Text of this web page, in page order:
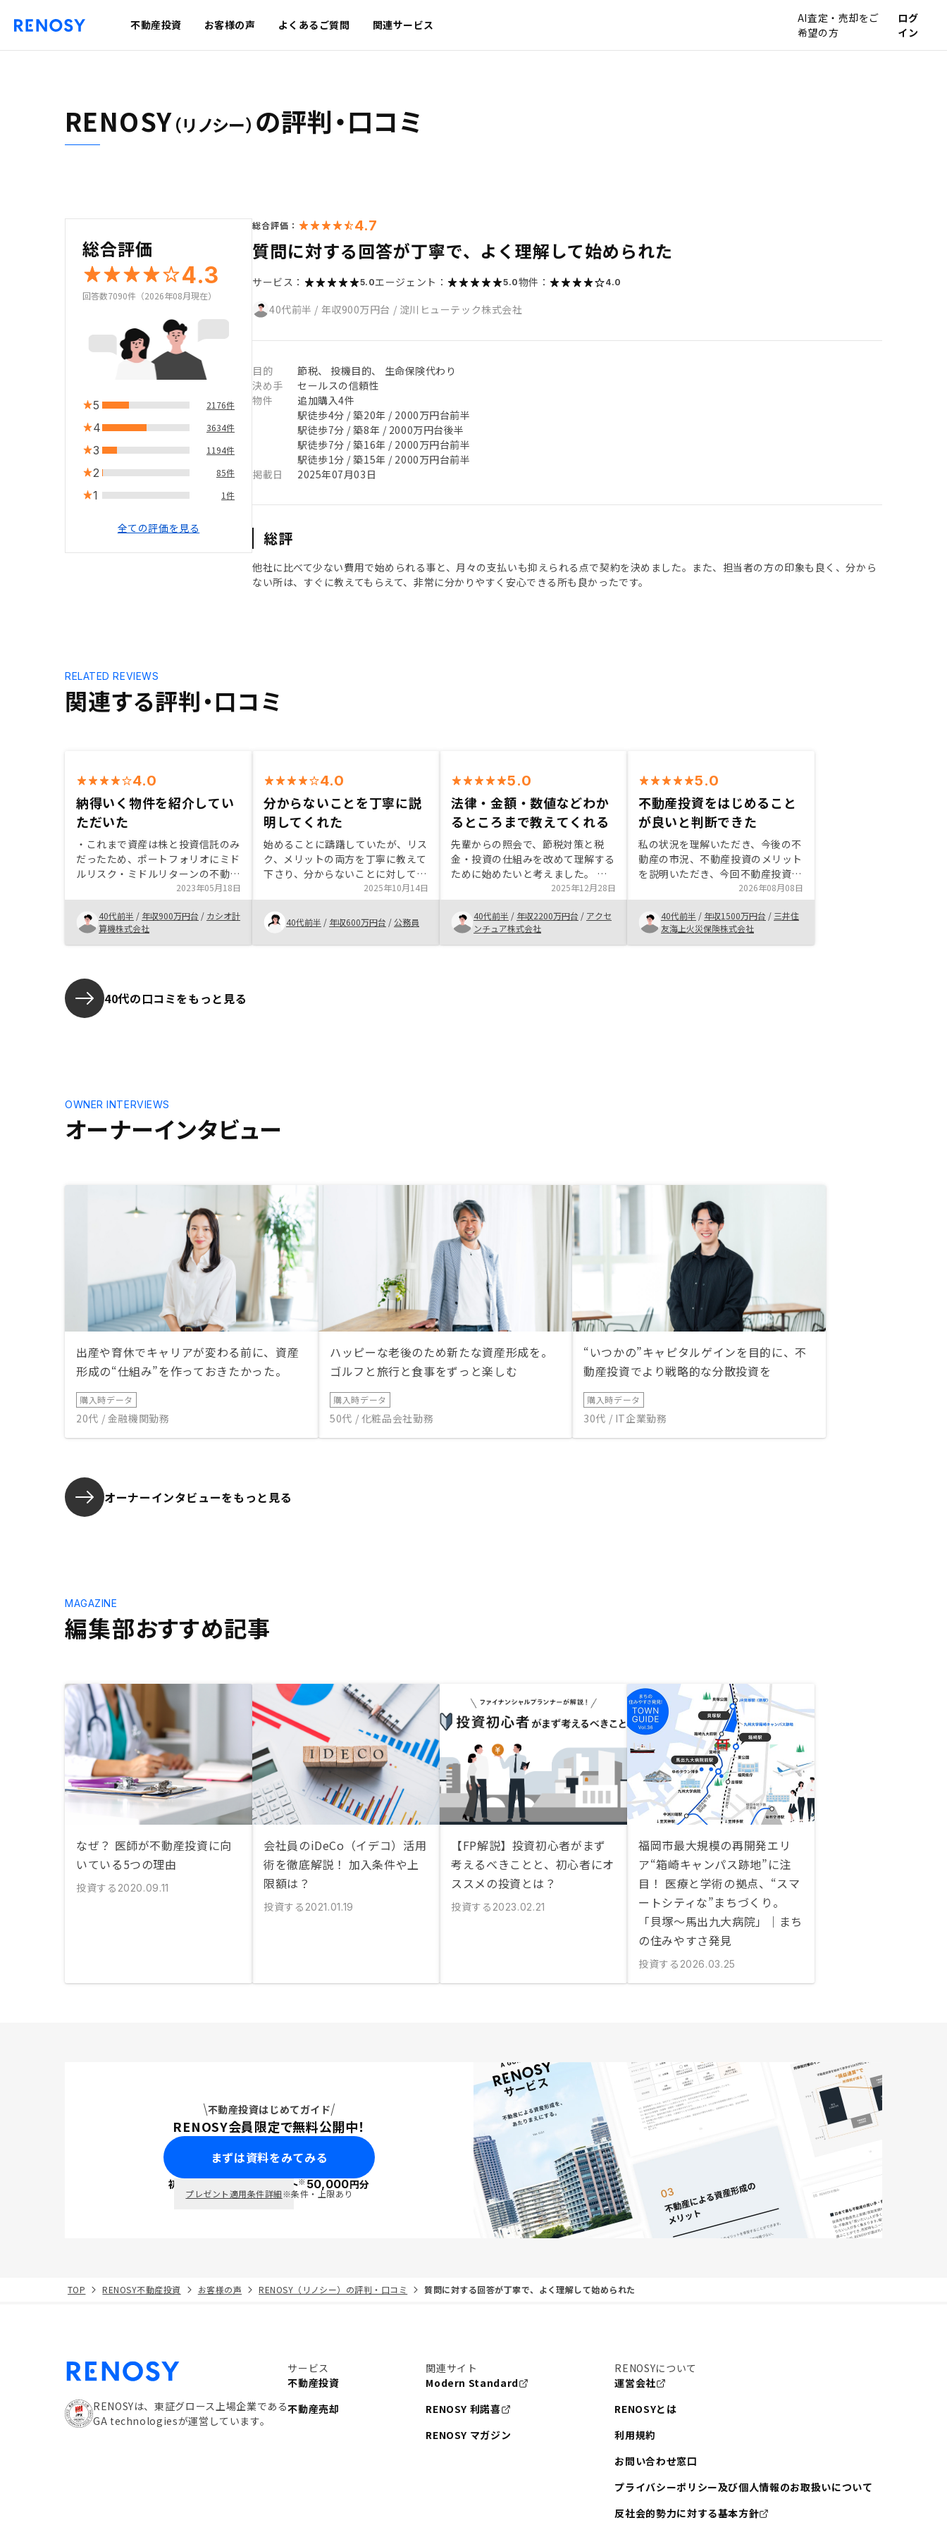
不動産投資 お客様の声 よくあるご質問 関連サービス
AI査定・売却をご
希望の方
ログ
イン
RENOSY（リノシー） の評判・口コミ
総合評価
4.3
回答数7090件（2026年08月現在）
5 2176件
4 3634件
3 1194件
2 85件
1 1件
全ての評価を見る
総合評価： 4.7
質問に対する回答が丁寧で、よく理解して始められた
サービス： 5.0エージェント： 5.0物件： 4.0
40代前半 / 年収900万円台 / 淀川ヒューテック株式会社
目的
節税、 投機目的、 生命保険代わり
決め手
セールスの信頼性
物件
追加購入4件
駅徒歩4分 / 築20年 / 2000万円台前半
駅徒歩7分 / 築8年 / 2000万円台後半
駅徒歩7分 / 築16年 / 2000万円台前半
駅徒歩1分 / 築15年 / 2000万円台前半
掲載日
2025年07月03日
総評
他社に比べて少ない費用で始められる事と、月々の支払いも抑えられる点で契約を決めました。また、担当者の方の印象も良く、分から
ない所は、すぐに教えてもらえて、非常に分かりやすく安心できる所も良かったです。
関連する評判・口コミ
RELATED REVIEWS
4.0
納得いく物件を紹介してい
ただいた
・これまで資産は株と投資信託のみ
だったため、ポートフォリオにミド
ルリスク・ミドルリターンの不動産
を加えることを考え始めた。 ・そ
れなりにメジャーな路線の駅徒歩
2〜3分の物件であれば資産価値が
落ちないと考えており、その要望に
合致する物件が出てきたため
の購入を決めた際の手続きに非常に
時間がかかり、何度も電話でやりと
りした。 購入が決まった後の貴社
側のオペレーションは定型だと思わ
2023年05月18日
40代前半 / 年収900万円台 / カシオ計
算機株式会社
4.0
分からないことを丁寧に説
明してくれた
始めることに躊躇していたが、リス
ク、メリットの両方を丁寧に教えて
下さり、分からないことに対しても
相談に乗ってくださったりしたの
で、やろうと思うことができまし
た。 また、時間にも融通を聞かせ
てくれて、対応してくれました。
2025年10月14日
40代前半 / 年収600万円台 / 公務員
5.0
法律・金額・数値などわか
るところまで教えてくれる
先輩からの照会で、節税対策と税
金・投資の仕組みを改めて理解する
ために始めたいと考えました。 そ
のうえで、RENOSYは非常に丁寧に
教えてくることからお勧めする。
また、物件としても、非常に多くの
物件数をお持ちであることから十分
に良いなと考えた。
2025年12月28日
40代前半 / 年収2200万円台 / アクセ
ンチュア株式会社
5.0
不動産投資をはじめること
が良いと判断できた
私の状況を理解いただき、今後の不
動産の市況、不動産投資のメリット
を説明いただき、今回不動産投資を
することが良いと判断できたため。
アプリで管理もでき、デジタル化も
進んでいて不動産投資がはじめやす
かったです。
2026年08月08日
40代前半 / 年収1500万円台 / 三井住
友海上火災保険株式会社
40代の口コミをもっと見る
オーナーインタビュー
OWNER INTERVIEWS
出産や育休でキャリアが変わる前に、資産
形成の“仕組み”を作っておきたかった。
購入時データ
20代 / 金融機関勤務
ハッピーな老後のため新たな資産形成を。
ゴルフと旅行と食事をずっと楽しむ
購入時データ
50代 / 化粧品会社勤務
“いつかの”キャピタルゲインを目的に、不
動産投資でより戦略的な分散投資を
購入時データ
30代 / IT企業勤務
オーナーインタビューをもっと見る
編集部おすすめ記事
MAGAZINE
なぜ？ 医師が不動産投資に向
いている5つの理由
投資する 2020.09.11
会社員のiDeCo（イデコ）活用
術を徹底解説！ 加入条件や上
限額は？
投資する 2021.01.19
【FP解説】投資初心者がまず
考えるべきことと、初心者にオ
ススメの投資とは？
投資する 2023.02.21
福岡市最大規模の再開発エリ
ア“箱崎キャンパス跡地”に注
目！ 医療と学術の拠点、“スマ
ートシティな”まちづくり。
「貝塚〜馬出九大病院」｜まち
の住みやすさ発見
投資する 2026.03.25
不動産投資はじめてガイド
RENOSY会員限定で無料公開中！
まずは資料をみてみる
初回面談で ポイント※50,000円分
プレゼント適用条件詳細※条件・上限あり
TOP RENOSY不動産投資 お客様の声 RENOSY（リノシー）の評判・口コミ 質問に対する回答が丁寧で、よく理解して始められた
RENOSYは、東証グロース上場企業である
GA technologiesが運営しています。
サービス
不動産投資
不動産売却
関連サイト
Modern Standard
RENOSY 利諾喜
RENOSY マガジン
RENOSYについて
運営会社
RENOSYとは
利用規約
お問い合わせ窓口
プライバシーポリシー及び個人情報のお取扱いについて
反社会的勢力に対する基本方針